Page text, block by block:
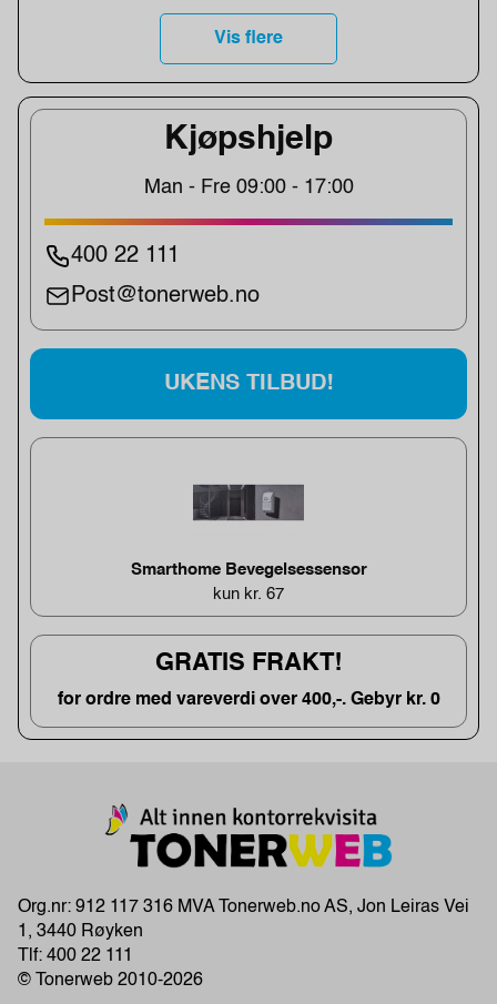
Kjøpshjelp
Man - Fre 09:00 - 17:00
400 22 111
Post@tonerweb.no
UKENS TILBUD!
Smarthome Bevegelsessensor
kun kr. 67
GRATIS FRAKT!
for ordre med vareverdi over 400,-. Gebyr kr. 0
Vis flere
Org.nr: 912 117 316 MVA Tonerweb.no AS, Jon Leiras Vei
1, 3440 Røyken
Tlf: 400 22 111
© Tonerweb 2010-2026